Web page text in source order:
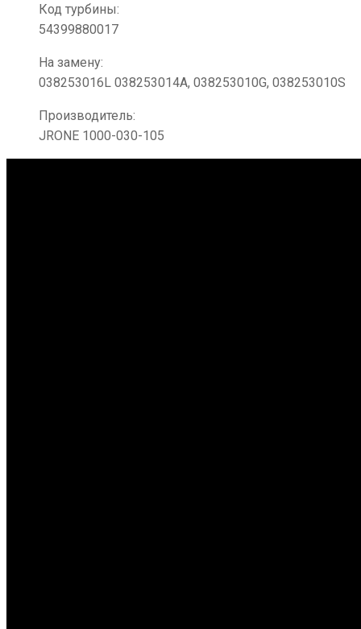
Код турбины:
54399880017
На замену:
038253016L 038253014A, 038253010G, 038253010S
Производитель:
JRONE 1000-030-105